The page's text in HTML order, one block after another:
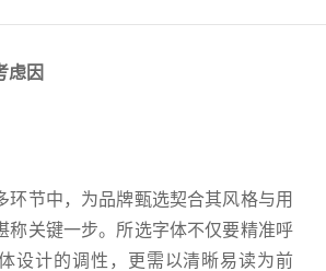
虑因
环节中，为品牌甄选契合其风格与用
称关键一步。所选字体不仅要精准呼
设计的调性，更需以清晰易读为前